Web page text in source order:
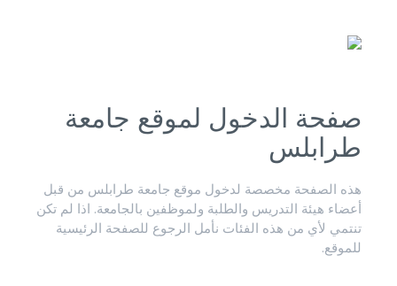
صفحة الدخول لموقع جامعة
طرابلس
هذه الصفحة مخصصة لدخول موقع جامعة طرابلس من قبل
أعضاء هيئة التدريس والطلبة ولموظفين بالجامعة. اذا لم تكن
تنتمي لأي من هذه الفئات نأمل الرجوع للصفحة الرئيسية
للموقع.